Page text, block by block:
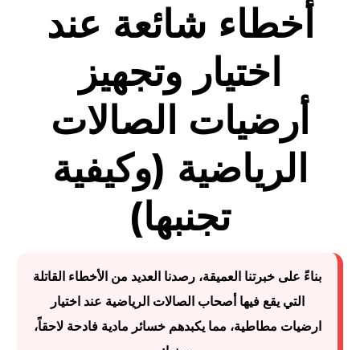
أخطاء شائعة عند
اختيار وتجهيز
أرضيات الصالات
الرياضية (وكيفية
تجنبها)
بناءً على خبرتنا العميقة، رصدنا العديد من الأخطاء القاتلة
التي يقع فيها أصحاب الصالات الرياضية عند اختيار
ارضيات مطاطية، مما يكبدهم خسائر مادية فادحة لاحقاً،